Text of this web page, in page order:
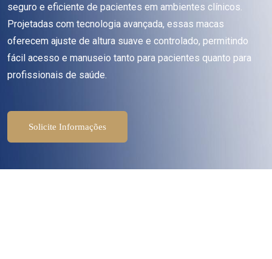
seguro e eficiente de pacientes em ambientes clínicos.
Projetadas com tecnologia avançada, essas macas
oferecem ajuste de altura suave e controlado, permitindo
fácil acesso e manuseio tanto para pacientes quanto para
profissionais de saúde.
Solicite Informações